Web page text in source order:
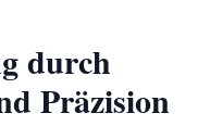
durch
Präzision